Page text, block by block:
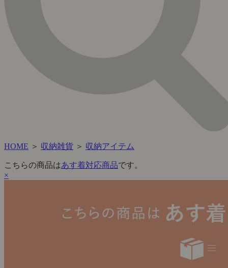
HOME ＞ 収納雑貨 ＞ 収納アイテム
こちらの商品はあす着対応商品です。
×